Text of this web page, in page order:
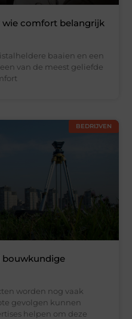
wie comfort belangrijk
baaien en een
van de meest geliefde
BEDRIJVEN
bouwkundige
worden nog vaak
gevolgen kunnen
helpen om deze